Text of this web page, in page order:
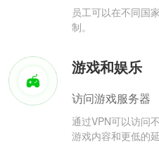
员工可以在不同国
制。
游戏和娱乐
访问游戏服务器
通过VPN可以访问
游戏内容和更低的延